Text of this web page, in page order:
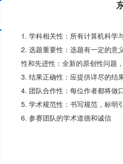
1. 学科相关性：所有计算机科学
2. 选题重要性：选题有一定的意
性和先进性：全新的原创性问题
3. 结果正确性：应提供详尽的结
4. 团队合作性：每位作者都将做
5. 学术规范性：书写规范，标明
6. 参赛团队的学术道德和诚信